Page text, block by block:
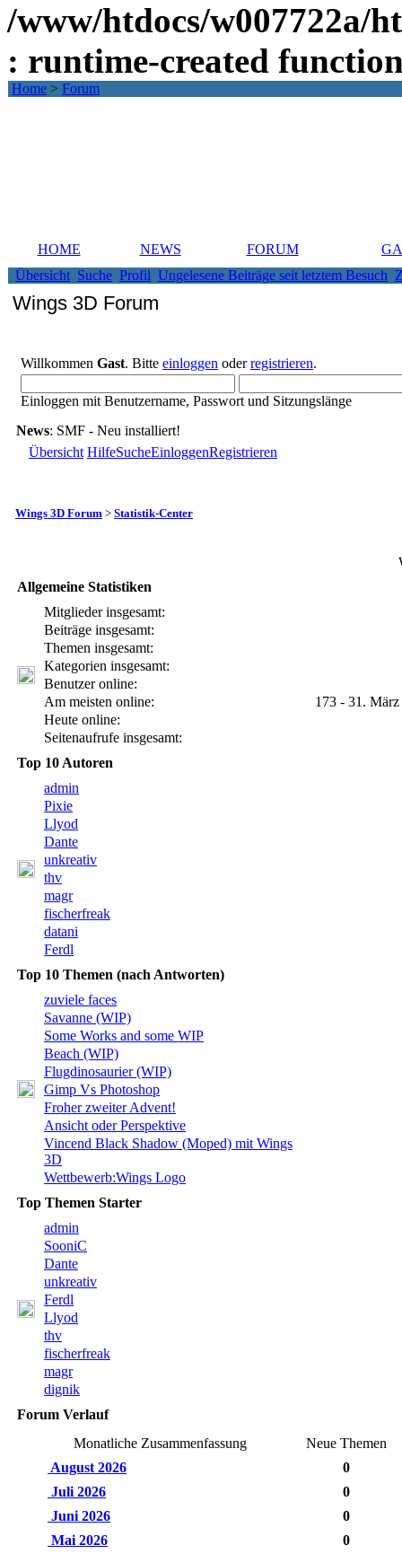
/www/htdocs/w007722a/
: runtime-created
Home > Forum
HOME NEWS FORUM
Übersicht Suche Profil Ungelesene Beiträge seit letztem Besuch
Wings 3D Forum
Willkommen Gast. Bitte einloggen oderregistrieren.
Einloggen mit Benutzername, Passwort und Sitzungslänge
News: SMF - Neu installiert!
Übersicht HilfeSucheEinloggenRegistrieren
Wings 3D Forum > Statistik-Center
Allgemeine Statistiken
Mitglieder insgesamt:
Beiträge insgesamt:
Themen insgesamt:
Kategorien insgesamt:
Benutzer online:
Am meisten online:
173 - 31.
Heute online:
Seitenaufrufe insgesamt:
Top 10 Autoren
admin
Pixie
Llyod
Dante
unkreativ
thv
magr
fischerfreak
datani
Ferdl
Top 10 Themen (nach Antworten)
zuviele faces
Savanne (WIP)
Some Works and some WIP
Beach (WIP)
Flugdinosaurier (WIP)
Gimp Vs Photoshop
Froher zweiter Advent!
Ansicht oder Perspektive
Vincend Black Shadow (Moped) mit Wings
3D
Wettbewerb:Wings Logo
Top Themen Starter
admin
SooniC
Dante
unkreativ
Ferdl
Llyod
thv
fischerfreak
magr
dignik
Forum Verlauf
Monatliche Zusammenfassung
Neue Themen
August 2026
0
Juli 2026
0
Juni 2026
0
Mai 2026
0